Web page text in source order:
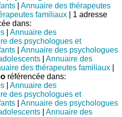
|Annuaire des thérapeutes
familiaux | 1 adresse
dans:
|Annuaire des
des psychologues et
|Annuaire des psychologues
|Annuaire des
des thérapeutes familiaux
référencée dans:
|Annuaire des
des psychologues et
|Annuaire des psychologues
|Annuaire des